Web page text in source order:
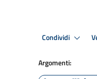
Condividi
Argomenti: